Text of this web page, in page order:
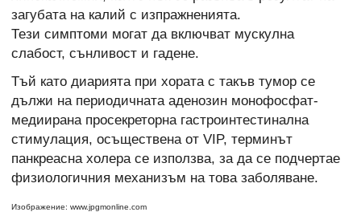
загубата на калий с изпражненията.
Тези симптоми могат да включват мускулна
слабост, сънливост и гадене.
Тъй като диарията при хората с такъв тумор се
дължи на периодичната аденозин монофосфат-
медиирана просекреторна гастроинтестинална
стимулация, осъществена от VIP, терминът
панкреасна холера се използва, за да се подчертае
физиологичния механизъм на това заболяване.
Изображение: www.jpgmonline.com